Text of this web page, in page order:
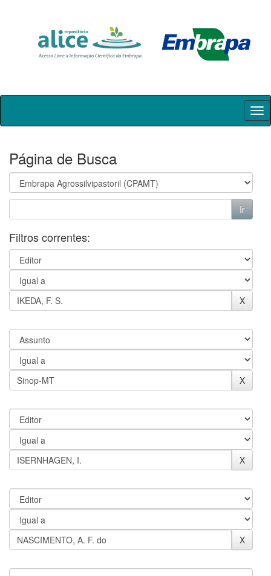
Skip
Página de Busca
Filtros correntes: